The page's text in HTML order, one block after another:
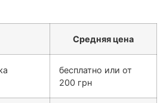
Средняя цена
бесплатно или от
200 грн